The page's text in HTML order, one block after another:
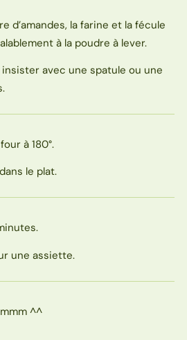
d’amandes, la farine et la fécule
à la poudre à lever.
insister avec une spatule ou une
à 180°.
le plat.
une assiette.
^^